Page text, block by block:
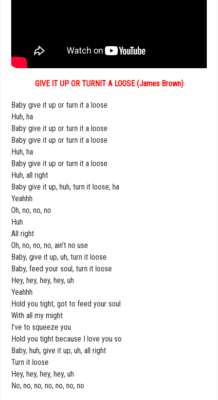
GIVE IT UP OR TURNIT A LOOSE (James Brown)
Baby give it up or turn it a loose
Huh, ha
Baby give it up or turn it a loose
Baby give it up or turn it a loose
Huh, ha
Baby give it up or turn it a loose
Huh, all right
Baby give it up, huh, turn it loose, ha
Yeahhh
Oh, no, no, no
Huh
All right
Oh, no, no, no, ain’t no use
Baby, give it up, uh, turn it loose
Baby, feed your soul, turn it loose
Hey, hey, hey, hey, uh
Yeahhh
Hold you tight, got to feed your soul
With all my might
I’ve to squeeze you
Hold you tight because I love you so
Baby, huh, give it up, uh, all right
Turn it loose
Hey, hey, hey, hey, uh
No, no, no, no, no, no, no